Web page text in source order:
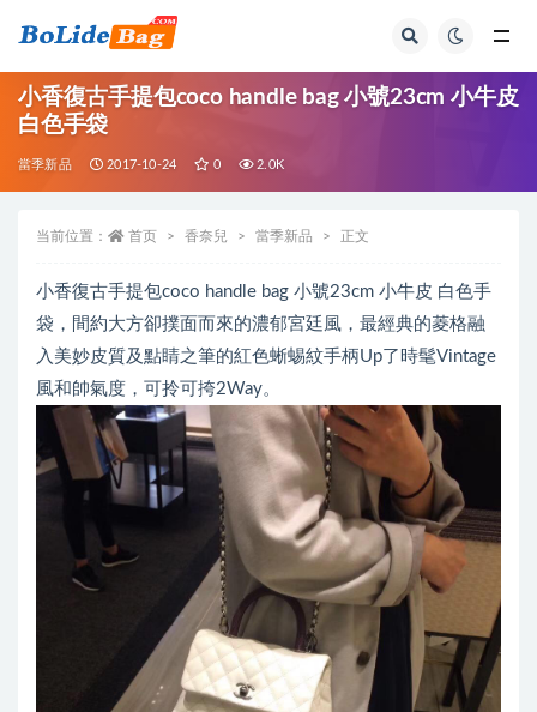
小香復古手提包coco handle bag 小號23cm 小牛皮
白色手袋
當季新品 2017-10-24 0 2.0K
当前位置： 首页 香奈兒 當季新品 正文
小香復古手提包coco handle bag 小號23cm 小牛皮 白色手
袋，間約大方卻撲面而來的濃郁宮廷風，最經典的菱格融
入美妙皮質及點睛之筆的紅色蜥蜴紋手柄Up了時髦Vintage
風和帥氣度，可拎可挎2Way。